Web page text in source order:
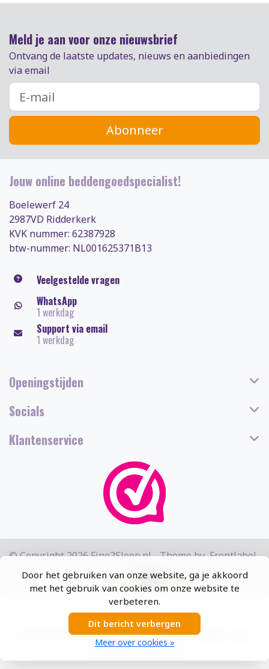
Door het gebruiken van onze website, ga je akkoord
met het gebruik van cookies om onze website te
verbeteren.
Dit bericht verbergen
Meer over cookies »
Meld je aan voor onze nieuwsbrief
Ontvang de laatste updates, nieuws en aanbiedingen
via email
Abonneer
Jouw online beddengoedspecialist!
Boelewerf 24
2987VD Ridderkerk
KVK nummer: 62387928
btw-nummer: NL001625371B13
Veelgestelde vragen
WhatsApp
1 werkdag
Support via email
1 werkdag
Openingstijden
Socials
Klantenservice
© Copyright 2026 Fine2Sleep.nl - Theme byFrontlabel
sterren op basis van13308beoordelingen.
13308 beoordelingen